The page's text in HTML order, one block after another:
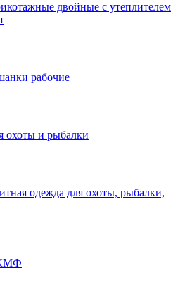
двойные с утеплителем
рабочие
охоты и рыбалки
одежда для охоты, рыбалки,